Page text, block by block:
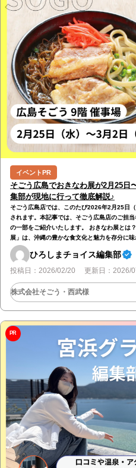
イベントPR
そごう広島でおきなわ展が2月25日
集部が現地に行って徹底解説♪
そごう広島店では、このたび2026年2月25日
されます。本記事では、そごう広島店のご担
の一部をご紹介いたします。 おきなわ展とは
展」は、沖縄の豊かな食文化と魅力を存分に
ばやおにポー、サーターアンダギー、黒糖ア
からあげやAボールなど注目の味もラインナッ
るかのような気分を楽しめるイベントとなっ
ひろしまチョイス編集部
投稿日：2026/02/20 更新日：2026/
株式会社そごう・西武様
PR